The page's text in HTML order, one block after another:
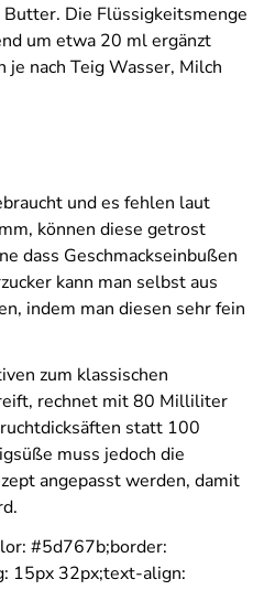
Die Flüssigkeitsmenge
um etwa 20 ml ergänzt
je nach Teig Wasser, Milch
und es fehlen laut
können diese getrost
dass Geschmackseinbußen
kann man selbst aus
indem man diesen sehr fein
zum klassischen
rechnet mit 80 Milliliter
statt 100
muss jedoch die
angepasst werden, damit
#5d767b;border:
15px 32px;text-align: